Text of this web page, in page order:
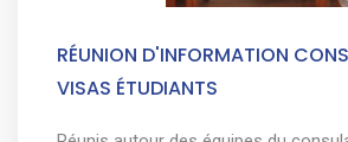
RÉUNION D'INFORMATION
VISAS ÉTUDIANTS